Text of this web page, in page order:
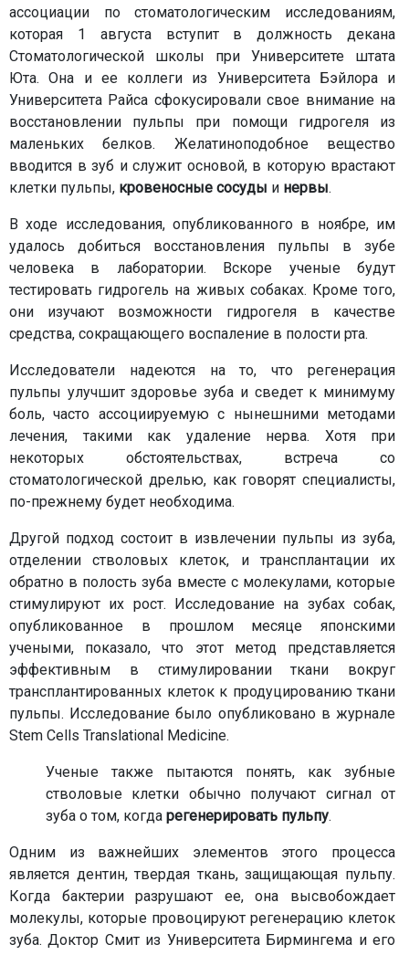
ассоциации по стоматологическим исследованиям,
которая 1 августа вступит в должность декана
Стоматологической школы при Университете штата
Юта. Она и ее коллеги из Университета Бэйлора и
Университета Райса сфокусировали свое внимание на
восстановлении пульпы при помощи гидрогеля из
маленьких белков. Желатиноподобное вещество
вводится в зуб и служит основой, в которую врастают
клетки пульпы, кровеносные сосуды и нервы.
В ходе исследования, опубликованного в ноябре, им
удалось добиться восстановления пульпы в зубе
человека в лаборатории. Вскоре ученые будут
тестировать гидрогель на живых собаках. Кроме того,
они изучают возможности гидрогеля в качестве
средства, сокращающего воспаление в полости рта.
Исследователи надеются на то, что регенерация
пульпы улучшит здоровье зуба и сведет к минимуму
боль, часто ассоциируемую с нынешними методами
лечения, такими как удаление нерва. Хотя при
некоторых обстоятельствах, встреча со
стоматологической дрелью, как говорят специалисты,
по-прежнему будет необходима.
Другой подход состоит в извлечении пульпы из зуба,
отделении стволовых клеток, и трансплантации их
обратно в полость зуба вместе с молекулами, которые
стимулируют их рост. Исследование на зубах собак,
опубликованное в прошлом месяце японскими
учеными, показало, что этот метод представляется
эффективным в стимулировании ткани вокруг
трансплантированных клеток к продуцированию ткани
пульпы. Исследование было опубликовано в журнале
Stem Cells Translational Medicine.
Ученые также пытаются понять, как зубные
стволовые клетки обычно получают сигнал от
зуба о том, когда регенерировать пульпу.
Одним из важнейших элементов этого процесса
является дентин, твердая ткань, защищающая пульпу.
Когда бактерии разрушают ее, она высвобождает
молекулы, которые провоцируют регенерацию клеток
зуба. Доктор Смит из Университета Бирмингема и его